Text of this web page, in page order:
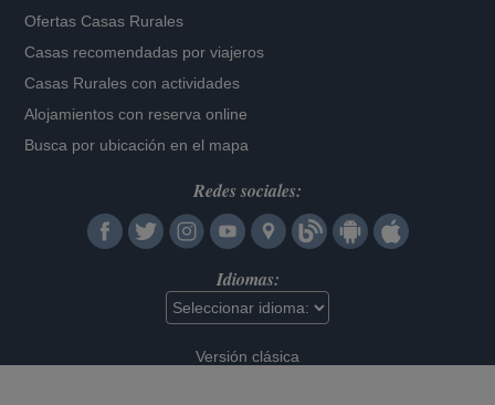
Ofertas Casas Rurales
Casas recomendadas por viajeros
Casas Rurales con actividades
Alojamientos con reserva online
Busca por ubicación en el mapa
Redes sociales:
Idiomas:
Versión clásica